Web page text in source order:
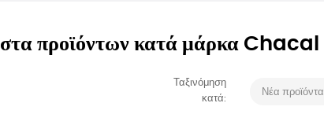
προϊόντων κατά μάρκα Chacal
Ταξινόμηση
κατά:
Νέα προϊόντα